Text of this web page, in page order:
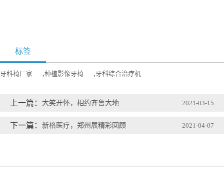
标签
牙科椅厂家 种植影像牙椅 牙科综合治疗机
上一篇： 大笑开怀，相约齐鲁大地 2021-03-15
下一篇： 新格医疗，郑州展精彩回顾 2021-04-07